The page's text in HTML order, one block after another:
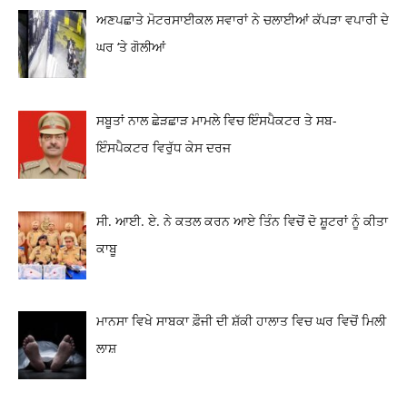
ਅਣਪਛਾਤੇ ਮੋਟਰਸਾਈਕਲ ਸਵਾਰਾਂ ਨੇ ਚਲਾਈਆਂ ਕੱਪੜਾ ਵਪਾਰੀ ਦੇ
ਘਰ ‘ਤੇ ਗੋਲੀਆਂ
ਸਬੂਤਾਂ ਨਾਲ ਛੇੜਛਾੜ ਮਾਮਲੇ ਵਿਚ ਇੰਸਪੈਕਟਰ ਤੇ ਸਬ-
ਇੰਸਪੈਕਟਰ ਵਿਰੁੱਧ ਕੇਸ ਦਰਜ
ਸੀ. ਆਈ. ਏ. ਨੇ ਕਤਲ ਕਰਨ ਆਏ ਤਿੰਨ ਵਿਚੋਂ ਦੋ ਸ਼ੂਟਰਾਂ ਨੂੰ ਕੀਤਾ
ਕਾਬੂ
ਮਾਨਸਾ ਵਿਖੇ ਸਾਬਕਾ ਫ਼ੌਜੀ ਦੀ ਸ਼ੱਕੀ ਹਾਲਾਤ ਵਿਚ ਘਰ ਵਿਚੋਂ ਮਿਲੀ
ਲਾਸ਼